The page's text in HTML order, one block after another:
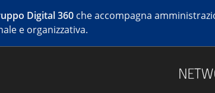
Digital 360 che accompagna
e organizzativa.